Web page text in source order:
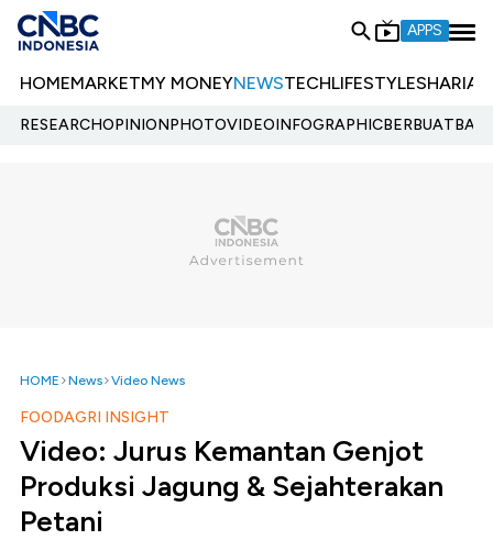
APPS
HOMEMARKETMY MONEYNEWSTECHLIFESTYLESHARIA
RESEARCHOPINIONPHOTOVIDEOINFOGRAPHIC
HOME News Video News
FOODAGRI INSIGHT
Video: Jurus Kemantan Genjot
Produksi Jagung & Sejahterakan
Petani